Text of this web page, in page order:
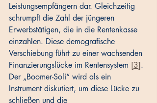
Leistungsempfängern dar. Gleichzeitig
schrumpft die Zahl der jüngeren
Erwerbstätigen, die in die Rentenkasse
einzahlen. Diese demografische
Verschiebung führt zu einer wachsenden
Finanzierungslücke im Rentensystem [3].
Der „Boomer-Soli“ wird als ein
Instrument diskutiert, um diese Lücke zu
schließen und die